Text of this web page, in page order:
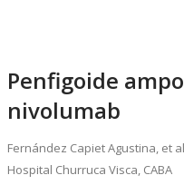
Penfigoide
nivolumab
Fernández Capiet Agustina, et
Hospital Churruca Visca, CABA